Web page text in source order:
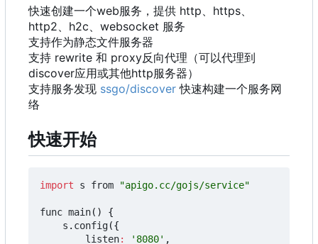
快速创建一个web服务 ， 提供 http、https、
http2、h2c、websocket 服务
支持作为静态文件服务器
支持 rewrite 和 proxy反向代理 （可以代理到
discover应用或其他http服务器）
支持服务发现 ssgo/discover 快速构建一个服务网
络
快速开始
import s from "apigo.cc/gojs/service"
func main()
{
s . config({
listen: '8080' ,